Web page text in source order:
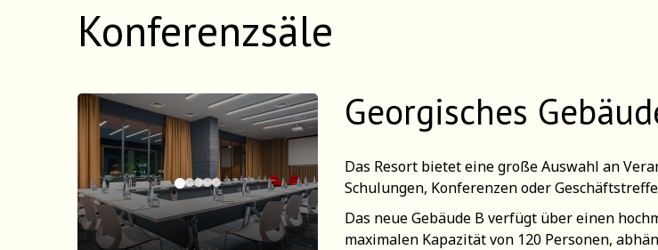
Konferenzsäle
Georgisches
Das Resort bietet eine große Auswahl an
Schulungen, Konferenzen oder
Das neue Gebäude B verfügt über einen
maximalen Kapazität von 120 Personen,